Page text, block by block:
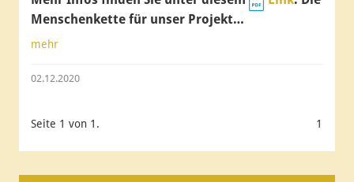
Menschenkette für unser Projekt…
mehr
02.12.2020
Seite 1 von 1. 1